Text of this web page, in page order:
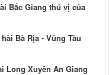
Bắc Giang thú vị của
Bà Rịa - Vũng Tàu
Long Xuyên An Giang